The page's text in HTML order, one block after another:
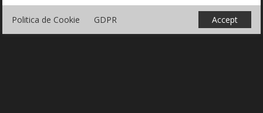
Politica de Cookie GDPR Accept